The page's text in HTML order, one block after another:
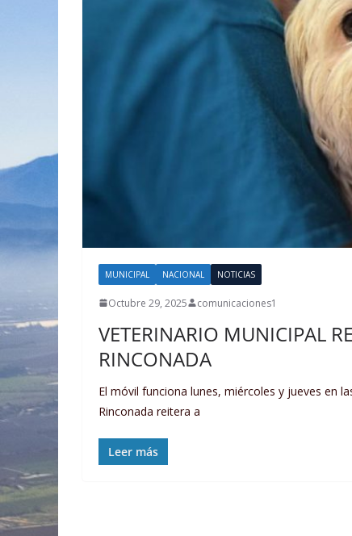
MUNICIPAL NACIONAL NOTICIAS
Octubre 29, 2025 comunicaciones1
VETERINARIO MUNICIPAL
RINCONADA
El móvil funciona lunes, miércoles y jueves en
Rinconada reitera a
Leer más